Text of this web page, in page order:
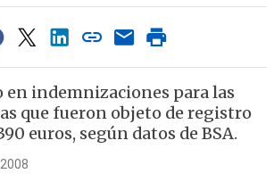
en indemnizaciones para las
que fueron objeto de registro
euros, según datos de BSA.